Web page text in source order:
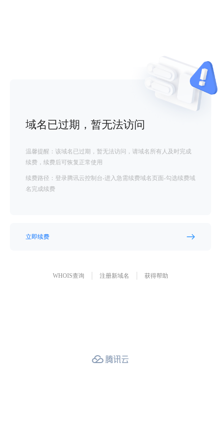
域名已过期，暂无法访问
温馨提醒：该域名已过期，暂无法访问，请域名所有人及时完成
续费，续费后可恢复正常使用
续费路径：登录腾讯云控制台-进入急需续费域名页面-勾选续费域
名完成续费
立即续费
WHOIS查询 注册新域名 获得帮助